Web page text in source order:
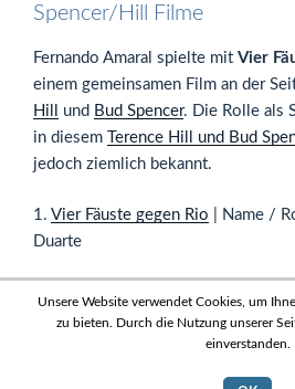
Spencer/Hill Filme
Fernando Amaral spielte mit Vier
einem gemeinsamen Film an der
Hill
und Bud Spencer. Die Rolle als
in diesem Terence Hill und Bud
jedoch ziemlich bekannt.
1. Vier Fäuste gegen Rio | Name /
Duarte
Sitemap|
Terence Hill Fanseite - 2011-2026
Unsere Website verwendet Cookies, um
zu bieten. Durch die Nutzung unserer
einverstanden.